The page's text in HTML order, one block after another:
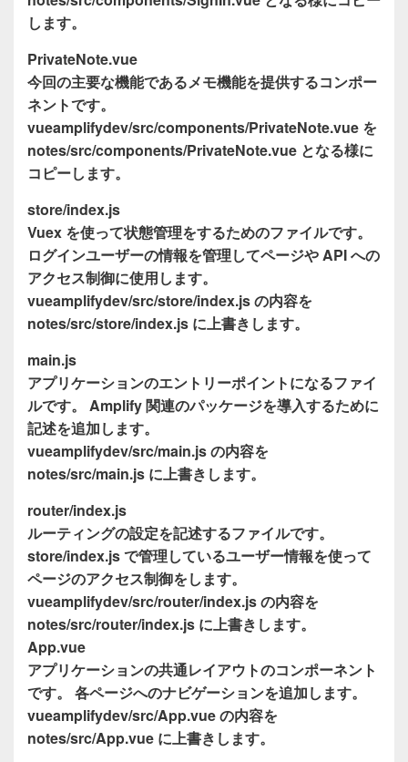
します。
PrivateNote.vue
今回の主要な機能であるメモ機能を提供するコンポー
ネントです。
vueamplifydev/src/components/PrivateNote.vue を
notes/src/components/PrivateNote.vue となる様に
コピーします。
store/index.js
Vuex を使って状態管理をするためのファイルです。
ログインユーザーの情報を管理してページや API への
アクセス制御に使用します。
vueamplifydev/src/store/index.js の内容を
notes/src/store/index.js に上書きします。
main.js
アプリケーションのエントリーポイントになるファイ
ルです。 Amplify 関連のパッケージを導入するために
記述を追加します。
vueamplifydev/src/main.js の内容を
notes/src/main.js に上書きします。
router/index.js
ルーティングの設定を記述するファイルです。
store/index.js で管理しているユーザー情報を使って
ページのアクセス制御をします。
vueamplifydev/src/router/index.js の内容を
notes/src/router/index.js に上書きします。
App.vue
アプリケーションの共通レイアウトのコンポーネント
です。 各ページへのナビゲーションを追加します。
vueamplifydev/src/App.vue の内容を
notes/src/App.vue に上書きします。